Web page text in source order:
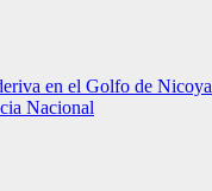
en el Golfo de Nicoya
Nacional